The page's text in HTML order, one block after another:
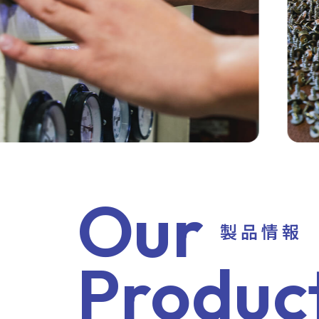
Our 製品情報